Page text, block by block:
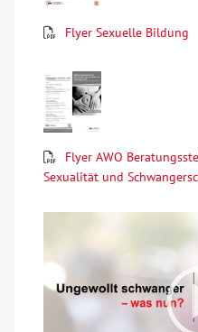
Veranstaltungen
Spenden
Mitmachen
Karriere
Flyer Sexuelle Bildung
Flyer AWO
Sexualität und